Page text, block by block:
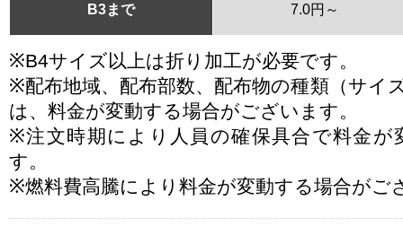
B3まで 7.0円～
※B4サイズ以上は折り加工が必要です。
※配布地域、配布部数、配布物の種類（サイ
は、料金が変動する場合がございます。
※注文時期により人員の確保具合で料金が
す。
※燃料費高騰により料金が変動する場合がご